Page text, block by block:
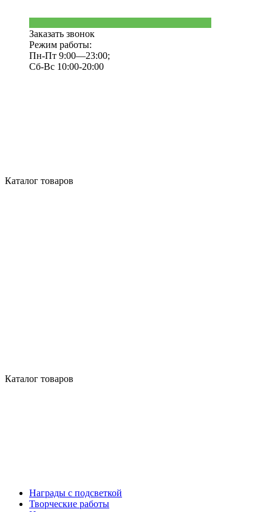
Заказать звонок
Режим работы:
Пн-Пт 9:00—23:00;
Сб-Вс 10:00-20:00
Каталог товаров
Каталог товаров
Награды с подсветкой
Творческие работы